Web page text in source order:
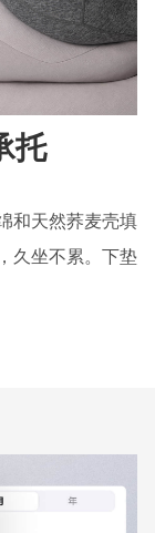
托
和天然荞麦壳填
久坐不累。下垫